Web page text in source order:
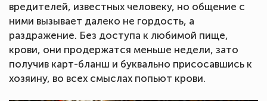
вредителей, известных человеку, но общение с
ними вызывает далеко не гордость, а
раздражение. Без доступа к любимой пище,
крови, они продержатся меньше недели, зато
получив карт-бланш и буквально присосавшись к
хозяину, во всех смыслах попьют крови.